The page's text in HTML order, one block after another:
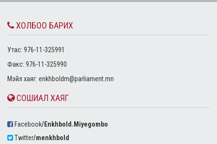
ХОЛБОО БАРИХ
Утас: 976-11-325991
Факс: 976-11-325990
Mэйл хаяг: enkhboldm@parliament.mn
СОШИАЛ ХАЯГ
Facebook/Enkhbold.Miyegombo
Twitter/menkhbold